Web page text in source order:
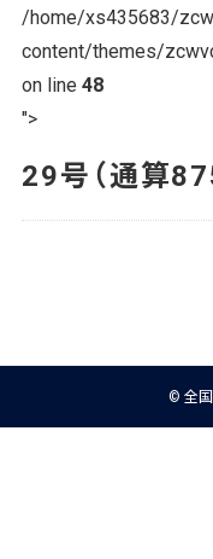
/home/xs435683/
content/themes/
on line 48
">
29号（通算
© 全